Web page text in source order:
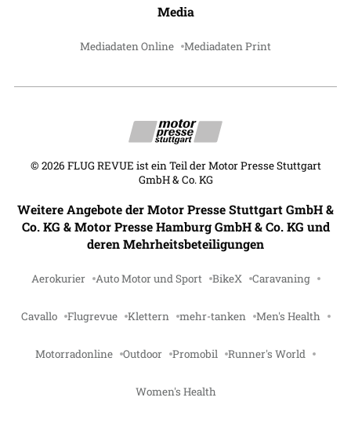
Media
Mediadaten Online Mediadaten Print
© 2026 FLUG REVUE ist ein Teil der Motor Presse Stuttgart
GmbH & Co. KG
Weitere Angebote der Motor Presse Stuttgart GmbH &
Co. KG & Motor Presse Hamburg GmbH & Co. KG und
deren Mehrheitsbeteiligungen
Aerokurier Auto Motor und Sport BikeX Caravaning
Cavallo Flugrevue Klettern mehr-tanken Men's Health
Motorradonline Outdoor Promobil Runner's World
Women's Health